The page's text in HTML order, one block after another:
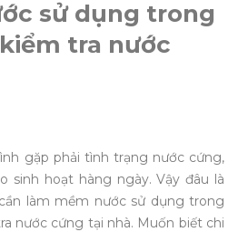
sử dụng trong
tra nước
gặp phải tình trạng nước cứng,
sinh hoạt hàng ngày. Vậy đâu là
làm mềm nước sử dụng trong
nước cứng tại nhà. Muốn biết chi